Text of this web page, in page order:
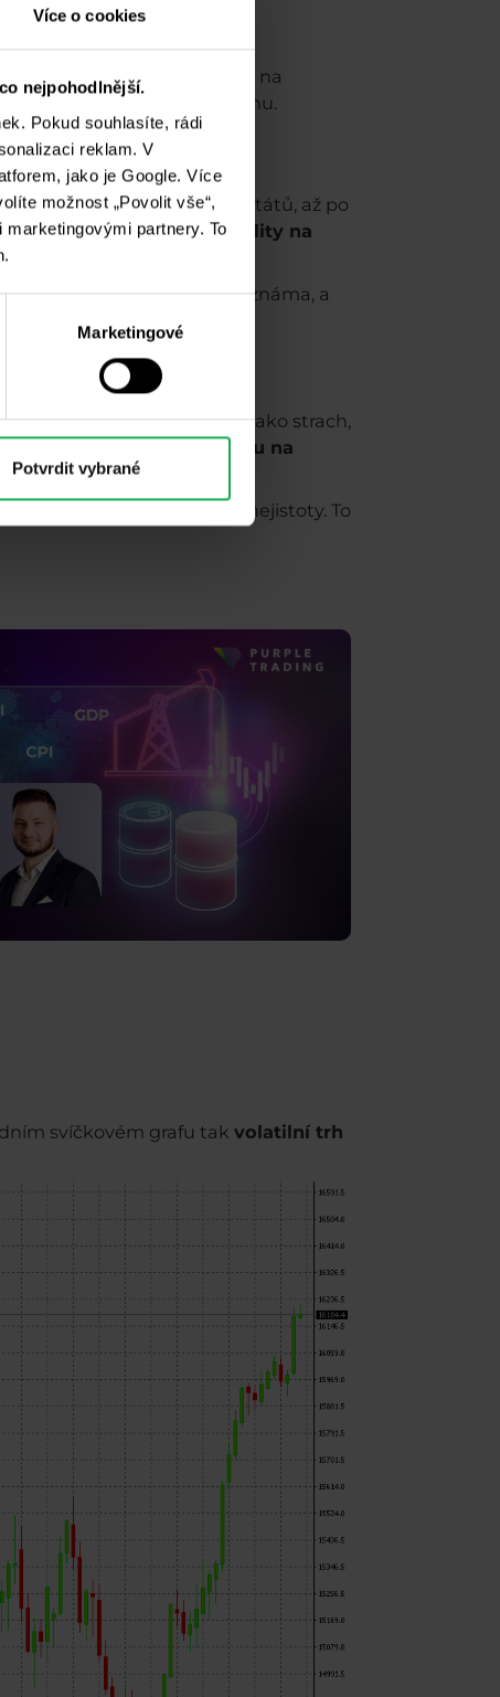
Více o cookies
nejpohodlnější.
Pokud souhlasíte, rádi
reklam. V
jako je Google. Více
možnost „Povolit vše“,
partnery. To
Marketingové
Potvrdit vybrané
úrokových sazeb či
nejvíce provázanou měnou na
vysoce volatilního trhu.
režimů významných států, až po
roli přiutváření volatility na
jedná o jakýsi krok do neznáma, a
psychologické faktory jako strach,
měří právě nejistotu na
nesou velkou míru nejistoty. To
svíčkovém grafu tak volatilní trh